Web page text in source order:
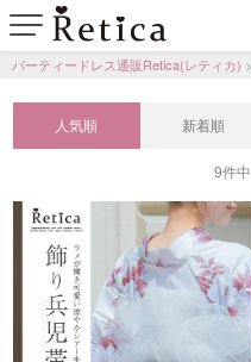
パーティードレス通販Retica(レティカ)
人気順 新着順
9件中